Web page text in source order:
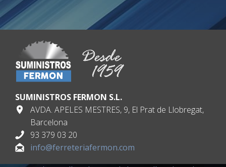
SUMINISTROS FERMON S.L.
AVDA. APELES MESTRES, 9, El Prat de Llobregat,
Barcelona
93 379 03 20
info@ferreteriafermon.com